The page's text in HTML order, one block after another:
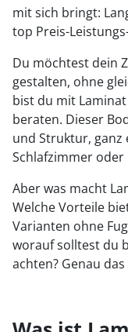
mit sich bringt:
top Preis-
Du möchtest dein
gestalten, ohne
bist du mit
beraten. Dieser
und Struktur, ganz
Schlafzimmer oder
Aber was macht
Welche Vorteile
Varianten ohne
worauf solltest du
achten? Genau